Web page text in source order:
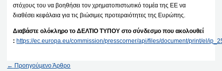
στόχους του να βοηθήσει τον χρηματοπιστωτικό τομέα της ΕΕ να
διαθέσει κεφάλαια για τις βιώσιμες προτεραιότητες της Ευρώπης.
Διαβάστε ολόκληρο το ΔΕΛΤΙΟ ΤΥΠΟΥ στο σύνδεσμο που ακολουθεί
: https://ec.europa.eu/commission/presscorner/api/files/document/print/el/
← Προηγούμενο Άρθρο